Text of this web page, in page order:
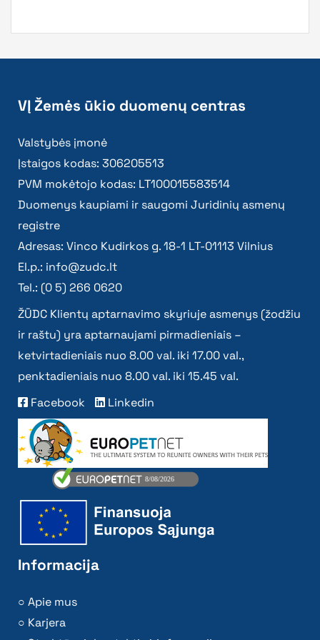
VĮ Žemės ūkio duomenų centras
Valstybės įmonė
Įstaigos kodas: 306205513
PVM mokėtojo kodas: LT100015583514
Duomenys kaupiami ir saugomi Juridinių asmenų
registre
Adresas: Vinco Kudirkos g. 18-1 LT-01113 Vilnius
El.p.: info@zudc.lt
Tel.: (0 5) 266 0620
ŽŪDC Klientų aptarnavimo skyriuje asmenys (žodžiu
ir raštu) yra aptarnaujami pirmadieniais –
ketvirtadieniais nuo 8.00 val. iki 17.00 val.,
penktadieniais nuo 8.00 val. iki 15.45 val.
Facebook
Linkedin
Informacija
Apie mus
Karjera